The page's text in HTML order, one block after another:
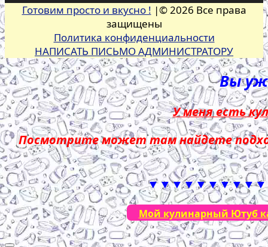
Готовим просто и вкусно ! |© 2026 Все права
защищены
Политика конфиденциальности
НАПИСАТЬ ПИСЬМО АДМИНИСТРАТОРУ
Вы
У меня есть
Посмотрите может там найдете
Мой кулинарный Ютуб